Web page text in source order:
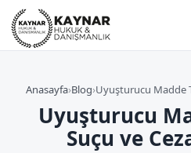
Anasayfa›Blog›Uyuşturucu Madde
Uyuşturucu
Suçu ve